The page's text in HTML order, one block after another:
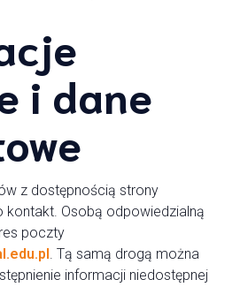
i dane
z dostępnością strony
kontakt. Osobą odpowiedzialną
poczty
. Tą samą drogą można
informacji niedostępnej